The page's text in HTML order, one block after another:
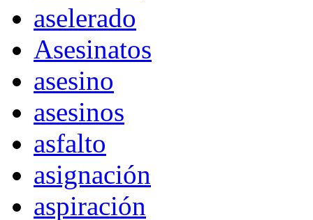
aselerado
Asesinatos
asesino
asesinos
asfalto
asignación
aspiración